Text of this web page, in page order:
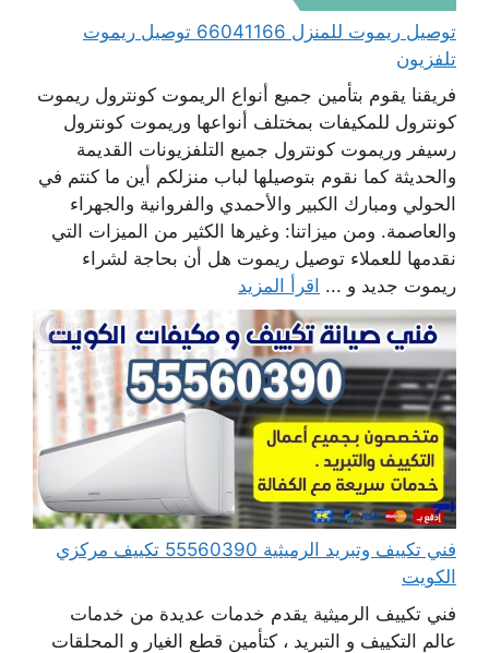
توصيل ريموت للمنزل 66041166 توصيل ريموت
تلفزيون
فريقنا يقوم بتأمين جميع أنواع الريموت كونترول ريموت
كونترول للمكيفات بمختلف أنواعها وريموت كونترول
رسيفر وريموت كونترول جميع التلفزيونات القديمة
والحديثة كما نقوم بتوصيلها لباب منزلكم أين ما كنتم في
الحولي ومبارك الكبير والأحمدي والفروانية والجهراء
والعاصمة. ومن ميزاتنا: وغيرها الكثير من الميزات التي
نقدمها للعملاء توصيل ريموت هل أن بحاجة لشراء
ريموت جديد و ... اقرأ المزيد
فني تكييف وتبريد الرميثية 55560390 تكييف مركزي
الكويت
فني تكييف الرميثية يقدم خدمات عديدة من خدمات
عالم التكييف و التبريد ، كتأمين قطع الغيار و المحلقات